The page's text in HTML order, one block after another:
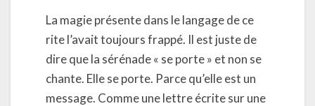
La magie présente dans le langage de ce
rite l’avait toujours frappé. Il est juste de
dire que la sérénade « se porte » et non se
chante. Elle se porte. Parce qu’elle est un
message. Comme une lettre écrite sur une